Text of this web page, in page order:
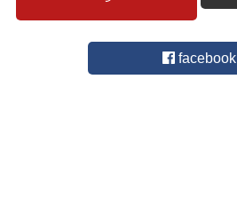
facebook